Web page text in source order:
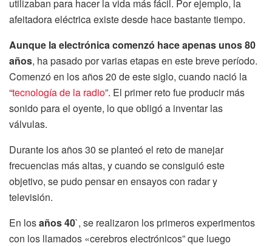
utilizaban para hacer la vida más fácil. Por ejemplo, la
afeitadora eléctrica existe desde hace bastante tiempo.
Aunque la electrónica comenzó hace apenas unos 80
años, ha pasado por varias etapas en este breve período.
Comenzó en los años 20 de este siglo, cuando nació la
“tecnología de la radio”. El primer reto fue producir más
sonido para el oyente, lo que obligó a inventar las
válvulas.
Durante los años 30 se planteó el reto de manejar
frecuencias más altas, y cuando se consiguió este
objetivo, se pudo pensar en ensayos con radar y
televisión.
En losaños 40`, se realizaron los primeros experimentos
con los llamados «cerebros electrónicos” que luego